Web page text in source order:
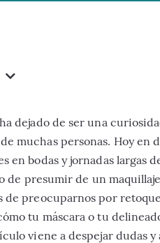
dejado de ser una
muchas personas. Hoy en
en bodas y jornadas largas
de presumir de un
de preocuparnos por
tu máscara o tu
viene a despejar dudas